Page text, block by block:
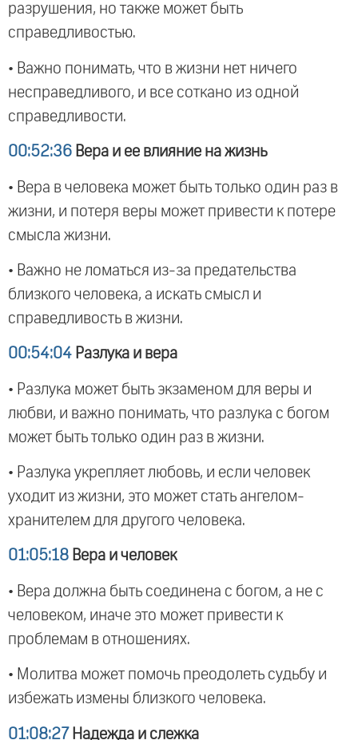
разрушения, но также может быть
справедливостью.
• Важно понимать, что в жизни нет ничего
несправедливого, и все соткано из одной
справедливости.
00:52:36 Вера и ее влияние на жизнь
• Вера в человека может быть только один раз в
жизни, и потеря веры может привести к потере
смысла жизни.
• Важно не ломаться из-за предательства
близкого человека, а искать смысл и
справедливость в жизни.
00:54:04 Разлука и вера
• Разлука может быть экзаменом для веры и
любви, и важно понимать, что разлука с богом
может быть только один раз в жизни.
• Разлука укрепляет любовь, и если человек
уходит из жизни, это может стать ангелом-
хранителем для другого человека.
01:05:18 Вера и человек
• Вера должна быть соединена с богом, а не с
человеком, иначе это может привести к
проблемам в отношениях.
• Молитва может помочь преодолеть судьбу и
избежать измены близкого человека.
01:08:27 Надежда и слежка